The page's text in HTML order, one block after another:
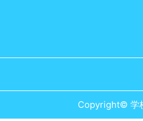
Copyright© 学